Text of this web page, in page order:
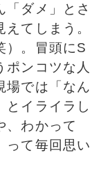
「ダメ」とさ
てしまう。
）。冒頭にS
ポンコツな人
場では「なん
とイライラし
、わかって
って毎回思い